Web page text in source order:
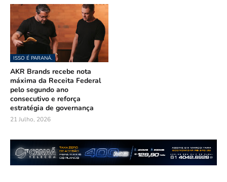
ISSO É PARANÁ.
AKR Brands recebe nota
máxima da Receita Federal
pelo segundo ano
consecutivo e reforça
estratégia de governança
21 Julho, 2026